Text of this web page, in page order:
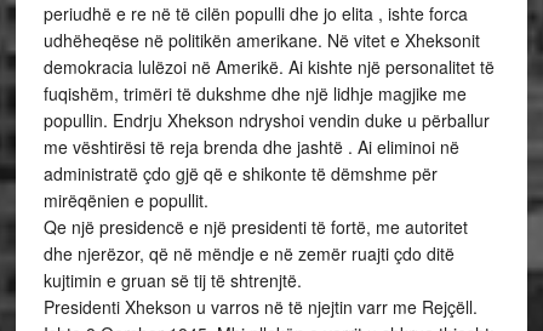
periudhë e re në të cilën populli dhe jo elita , ishte forca
udhëheqëse në politikën amerikane. Në vitet e Xheksonit
demokracia lulëzoi në Amerikë. Ai kishte një personalitet të
fuqishëm, trimëri të dukshme dhe një lidhje magjike me
popullin. Endrju Xhekson ndryshoi vendin duke u përballur
me vështirësi të reja brenda dhe jashtë . Ai eliminoi në
administratë çdo gjë që e shikonte të dëmshme për
mirëqënien e popullit.
Qe një presidencë e një presidenti të fortë, me autoritet
dhe njerëzor, që në mëndje e në zemër ruajti çdo ditë
kujtimin e gruan së tij të shtrenjtë.
Presidenti Xhekson u varros në të njejtin varr me Rejçëll.